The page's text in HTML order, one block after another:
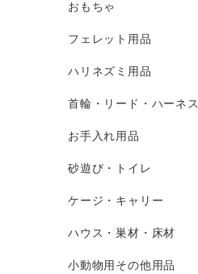
おもちゃ
フェレット用品
ハリネズミ用品
首輪・リード・ハーネス
お手入れ用品
砂遊び・トイレ
ケージ・キャリー
ハウス・巣材・床材
小動物用その他用品